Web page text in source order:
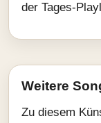
der Tages-
Weitere
Zu diesem